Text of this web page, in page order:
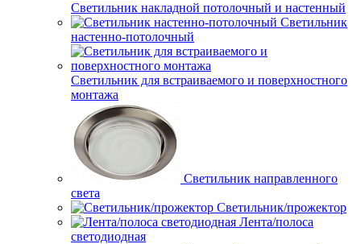
Светильник накладной потолочный и настенный
Светильник
настенно-потолочный
Светильник для встраиваемого и поверхностного
монтажа
Светильник направленного
света
Светильник/прожектор
Лента/полоса
светодиодная